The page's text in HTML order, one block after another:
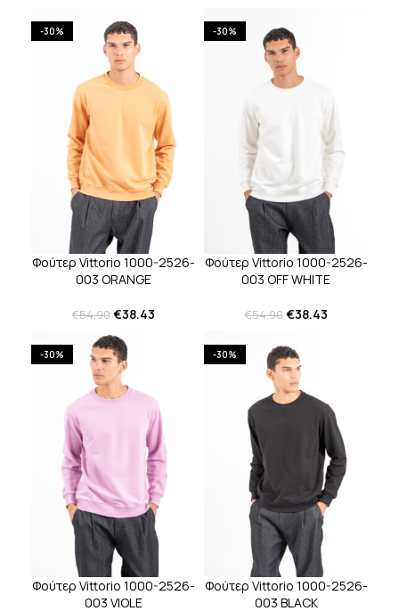
-30%
Φούτερ Vittorio 1000-2526-
003 ORANGE
€54.90 €38.43
-30%
Φούτερ Vittorio 1000-2526-
003 OFF WHITE
€54.90 €38.43
-30%
Φούτερ Vittorio 1000-2526-
003 VIOLE
-30%
Φούτερ Vittorio 1000-2526-
003 BLACK